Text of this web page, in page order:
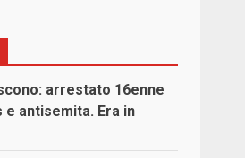
arrestato 16enne
e antisemita. Era in